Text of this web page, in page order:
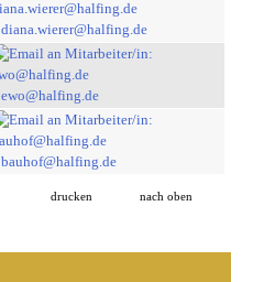
diana.wierer@halfing.de
ewo@halfing.de
bauhof@halfing.de
drucken nach oben